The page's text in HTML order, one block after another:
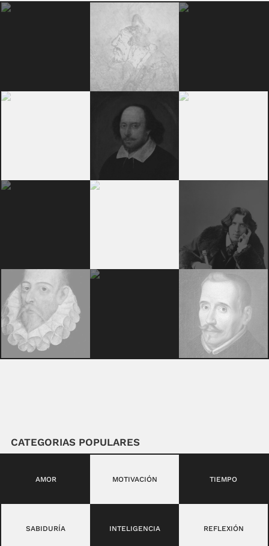
CATEGORIAS POPULARES
AMOR MOTIVACIÓN TIEMPO
SABIDURÍA INTELIGENCIA REFLEXIÓN